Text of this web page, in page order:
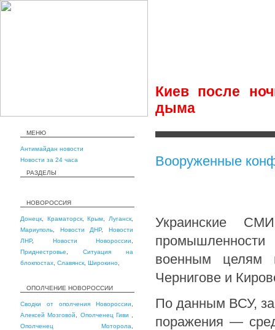
Киев после
дыма
МЕНЮ
Антимайдан новости
Новости за 24 часа
РАЗДЕЛЫ
НОВОРОССИЯ
Донецк Краматорск,Крым Луганск
Мариуполь
Новости ДНР,Новости
ЛНР, Новости Новороссии
Приднестровье
Ситуация на
блокпостах Славянск Широкино
ОПОЛЧЕНИЕ НОВОРОССИИ
Сводки от ополчения Новороссии
Алексей Мозговой
Ополченец Гиви
Ополченец Моторола
Вооруженные
Украинские
военным целям
Чернигове и
По данным ВСУ, за
поражения —